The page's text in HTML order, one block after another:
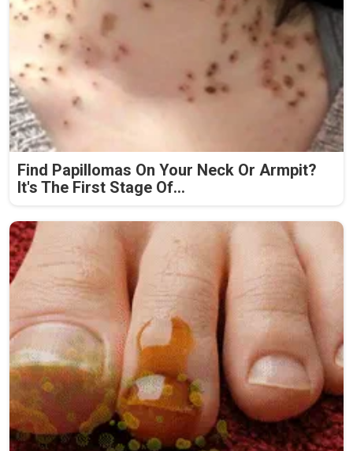
Find Papillomas On Your Neck Or Armpit?
It's The First Stage Of...